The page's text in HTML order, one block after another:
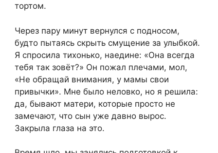
тортом.
Через пару минут вернулся с подносом,
будто пытаясь скрыть смущение за улыбкой.
Я спросила тихонько, наедине: «Она всегда
тебя так зовёт?» Он пожал плечами, мол,
«Не обращай внимания, у мамы свои
привычки». Мне было неловко, но я решила:
да, бывают матери, которые просто не
замечают, что сын уже давно вырос.
Закрыла глаза на это.